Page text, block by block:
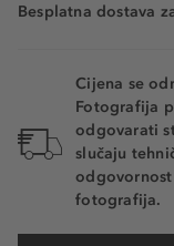
Besplatna dostava
Cijena se
Fotografija
odgovarati
slučaju
fotografija.